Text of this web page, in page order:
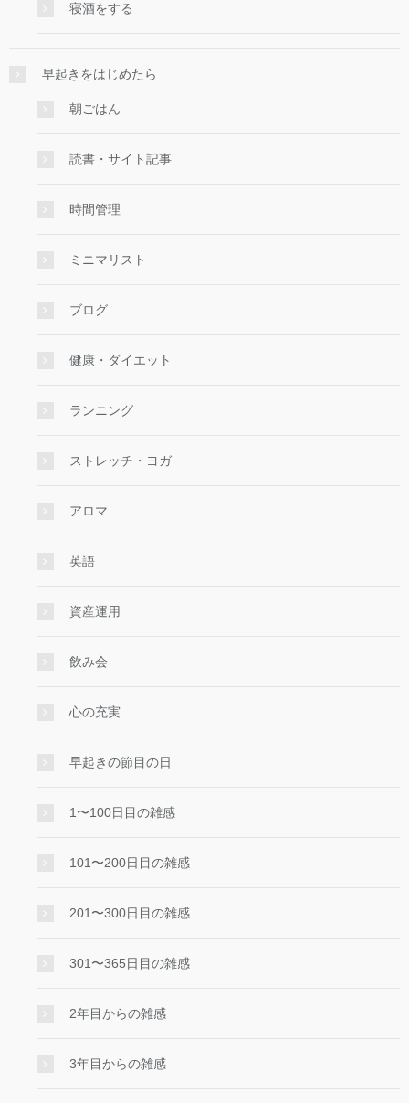
寝酒をする
早起きをはじめたら
朝ごはん
読書・サイト記事
時間管理
ミニマリスト
ブログ
健康・ダイエット
ランニング
ストレッチ・ヨガ
アロマ
英語
資産運用
飲み会
心の充実
早起きの節目の日
1〜100日目の雑感
101〜200日目の雑感
201〜300日目の雑感
301〜365日目の雑感
2年目からの雑感
3年目からの雑感